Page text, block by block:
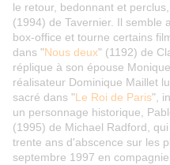
le retour, bedonnant et
(1994) de Tavernier. Il semble
box-office et tourne certains
dans "Nous deux" (1192) de
réplique à son épouse
réalisateur Dominique Maillet
sacré dans "Le Roi de Paris",
un personnage historique,
(1995) de Michael Radford,
trente ans d'abscence sur les
septembre 1997 en